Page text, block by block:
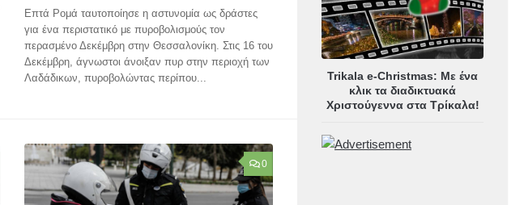
Επτά Ρομά ταυτοποίησε η αστυνομία ως δράστες
για ένα περιστατικό με πυροβολισμούς τον
περασμένο Δεκέμβρη στην Θεσσαλονίκη. Στις 16 του
Δεκέμβρη, άγνωστοι άνοιξαν πυρ στην περιοχή των
Λαδάδικων, πυροβολώντας περίπου...
0
Trikala e-Christmas: Με ένα
κλικ τα διαδικτυακά
Χριστούγεννα στα Τρίκαλα!